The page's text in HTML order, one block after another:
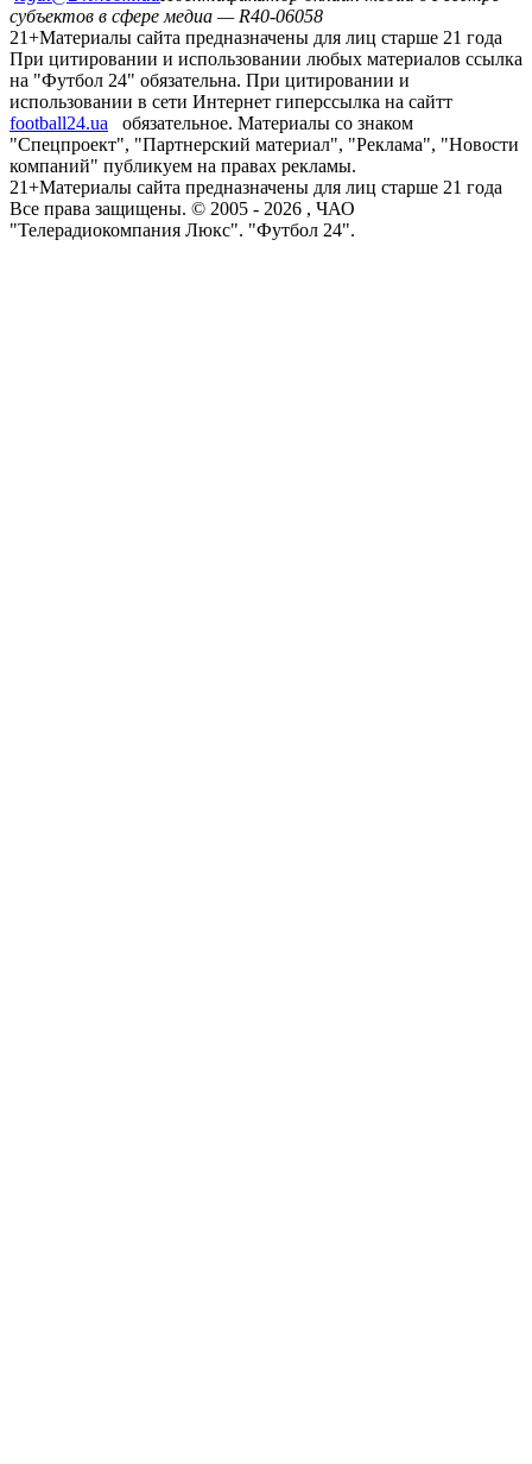
субъектов в сфере медиа — R40-06058
21+Материалы сайта предназначены для лиц старше 21 года
При цитировании и использовании любых материалов ссылка
на "Футбол 24" обязательна. При цитировании и
использовании в сети Интернет гиперссылка на сайтт
football24.ua
обязательное. Материалы со знаком
"Спецпроект", "Партнерский материал", "Реклама", "Новости
компаний" публикуем на правах рекламы.
21+Материалы сайта предназначены для лиц старше 21 года
Все права защищены. © 2005 - 2026 , ЧАО
"Телерадиокомпания Люкс". "Футбол 24".